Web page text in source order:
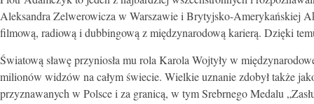
Aleksandra Zelwerowicza w Warszawie i Brytyjsko-Amerykańskiej
filmową, radiową i dubbingową z międzynarodową karierą. Dzięki
Światową sławę przyniosła mu rola Karola Wojtyły w
milionów widzów na całym świecie. Wielkie uznanie zdobył także
przyznawanych w Polsce i za granicą, w tym Srebrnego Medalu